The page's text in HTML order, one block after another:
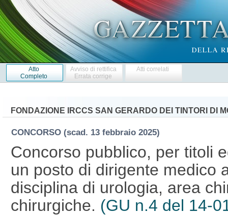
Atto
Completo
Avviso di rettifica
Errata corrige
Atti correlati
FONDAZIONE IRCCS SAN GERARDO DEI TINTORI DI
CONCORSO (scad. 13 febbraio 2025)
Concorso pubblico, per titoli
un posto di dirigente medico
disciplina di urologia, area
chirurgiche. (GU n.4 del 14-